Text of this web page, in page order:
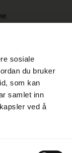
sosiale
du bruker
som kan
samlet inn
ved å